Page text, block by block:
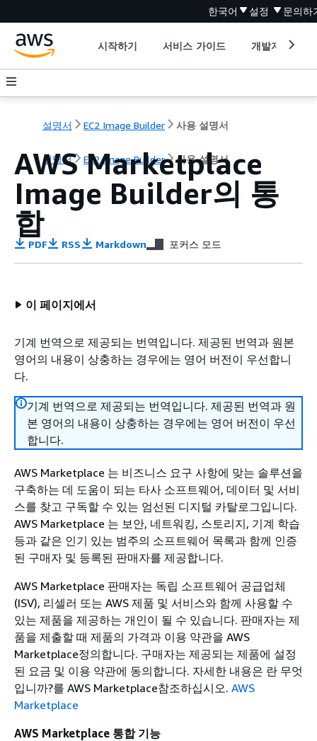
한국어 설정 문의하
시작하기 서비스 가이드 개발자 도구
설명서 EC2 Image Builder 사용 설명서
설명서 EC2 Image Builder 사용 설명서
AWS Marketplace
Image Builder의 통
합
PDF RSS Markdown 포커스 모드
이 페이지에서
기계 번역으로 제공되는 번역입니다. 제공된 번역과 원본
영어의 내용이 상충하는 경우에는 영어 버전이 우선합니
다.
기계 번역으로 제공되는 번역입니다. 제공된 번역과 원
본 영어의 내용이 상충하는 경우에는 영어 버전이 우선
합니다.
AWS Marketplace 는 비즈니스 요구 사항에 맞는 솔루션을
구축하는 데 도움이 되는 타사 소프트웨어, 데이터 및 서비
스를 찾고 구독할 수 있는 엄선된 디지털 카탈로그입니다.
AWS Marketplace 는 보안, 네트워킹, 스토리지, 기계 학습
등과 같은 인기 있는 범주의 소프트웨어 목록과 함께 인증
된 구매자 및 등록된 판매자를 제공합니다.
AWS Marketplace 판매자는 독립 소프트웨어 공급업체
(ISV), 리셀러 또는 AWS 제품 및 서비스와 함께 사용할 수
있는 제품을 제공하는 개인이 될 수 있습니다. 판매자는 제
품을 제출할 때 제품의 가격과 이용 약관을 AWS
Marketplace정의합니다. 구매자는 제공되는 제품에 설정
된 요금 및 이용 약관에 동의합니다. 자세한 내용은 란 무엇
입니까?를 AWS Marketplace참조하십시오. AWS
Marketplace
AWS Marketplace 통합 기능